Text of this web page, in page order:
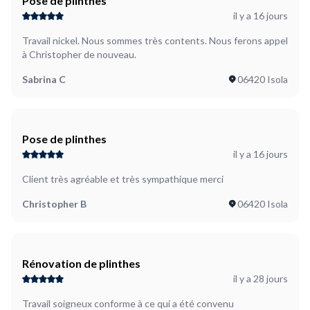
il y a 16 jours
Travail nickel. Nous sommes très contents. Nous ferons appel
à Christopher de nouveau.
Sabrina C 06420 Isola
Pose de plinthes
il y a 16 jours
Client très agréable et très sympathique merci
Christopher B 06420 Isola
Rénovation de plinthes
il y a 28 jours
Travail soigneux conforme à ce qui a été convenu